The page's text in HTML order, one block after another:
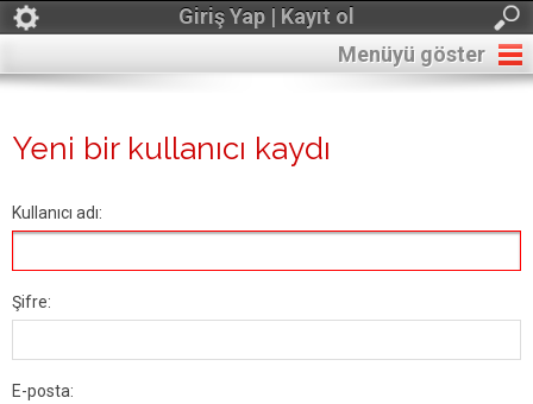
Giriş Yap | Kayıt ol
Menüyü göster
Yeni bir kullanıcı kaydı
Kullanıcı adı:
Şifre:
E-posta: